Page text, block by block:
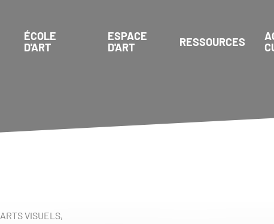
ÉCOLE
D'ART
ESPACE
D'ART
RESSOURCES
ARTS VISUELS,